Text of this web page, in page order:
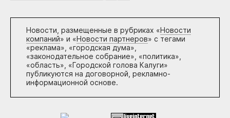
Новости, размещенные в рубриках «Новости
компаний» и «Новости партнеров» с тегами
«реклама», «городская дума»,
«законодательное собрание», «политика»,
«область», «Городской голова Калуги»
публикуются на договорной, рекламно-
информационной основе.